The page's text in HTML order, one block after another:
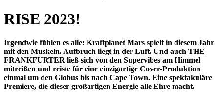
RISE 2023!
Irgendwie fühlen es alle: Kraftplanet Mars spielt in diesem Jahr
mit den Muskeln. Aufbruch liegt in der Luft. Und auch THE
FRANKFURTER ließ sich von den Supervibes am Himmel
mitreißen und reiste für eine einzigartige Cover-Produktion
einmal um den Globus bis nach Cape Town. Eine spektakuläre
Premiere, die dieser großartigen Energie alle Ehre macht.